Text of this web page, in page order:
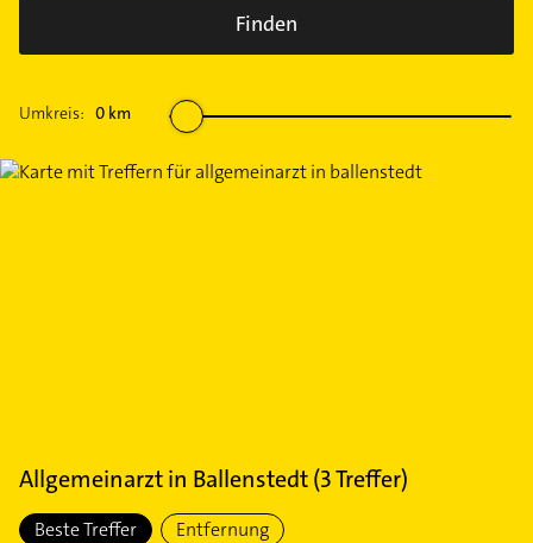
Finden
Umkreis: 0 km
Allgemeinarztin Ballenstedt(3Treffer)
Beste Treffer Entfernung